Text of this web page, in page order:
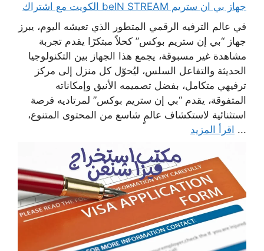
جهاز بي ان ستريم beIN STREAM الكويت مع اشتراك
في عالم الترفيه الرقمي المتطور الذي تعيشه اليوم، يبرز
جهاز “بي إن ستريم بوكس” كحلاً مبتكرًا يقدم تجربة
مشاهدة غير مسبوقة، يجمع هذا الجهاز بين التكنولوجيا
الحديثة والتفاعل السلس، ليُحوّل كل منزل إلى مركز
ترفيهي متكامل، بفضل تصميمه الأنيق وإمكاناته
المتفوقة، يقدم “بي إن ستريم بوكس” لمرتاديه فرصة
استثنائية لاستكشاف عالمٍ شاسع من المحتوى المتنوع،
... اقرأ المزيد